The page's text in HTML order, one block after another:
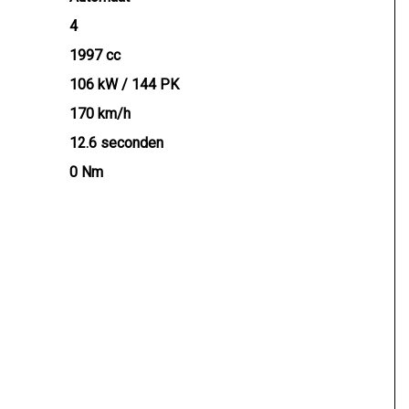
auto’s. Wij zijn 7 dagen per week
is geen enkel probleem.
rechten worden ontleend aan de verstrekte
belangrijk zijn en uw beslissing zouden kunnen
4
1997 cc
106 kW / 144 PK
170 km/h
12.6 seconden
0 Nm